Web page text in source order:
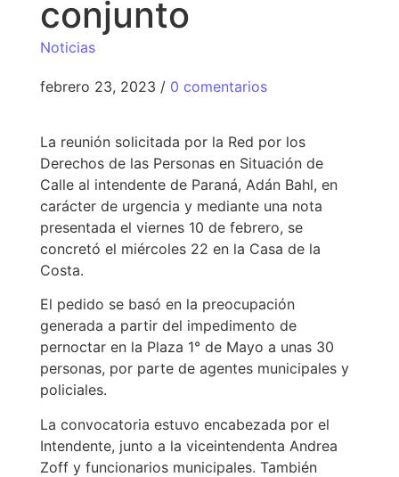
conjunto
Noticias
febrero 23, 2023 / 0 comentarios
La reunión solicitada por la Red por los
Derechos de las Personas en Situación de
Calle al intendente de Paraná, Adán Bahl, en
carácter de urgencia y mediante una nota
presentada el viernes 10 de febrero, se
concretó el miércoles 22 en la Casa de la
Costa.
El pedido se basó en la preocupación
generada a partir del impedimento de
pernoctar en la Plaza 1° de Mayo a unas 30
personas, por parte de agentes municipales y
policiales.
La convocatoria estuvo encabezada por el
Intendente, junto a la viceintendenta Andrea
Zoff y funcionarios municipales. También